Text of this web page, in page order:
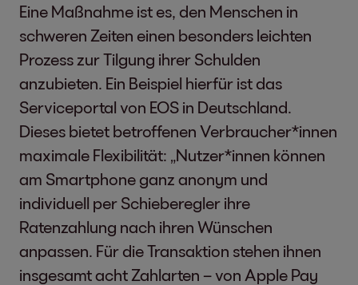
Eine Maßnahme ist es, den Menschen in
schweren Zeiten einen besonders leichten
Prozess zur Tilgung ihrer Schulden
anzubieten. Ein Beispiel hierfür ist das
Serviceportal von EOS in Deutschland.
Dieses bietet betroffenen Verbraucher*innen
maximale Flexibilität: „Nutzer*innen können
am Smartphone ganz anonym und
individuell per Schieberegler ihre
Ratenzahlung nach ihren Wünschen
anpassen. Für die Transaktion stehen ihnen
insgesamt acht Zahlarten – von Apple Pay